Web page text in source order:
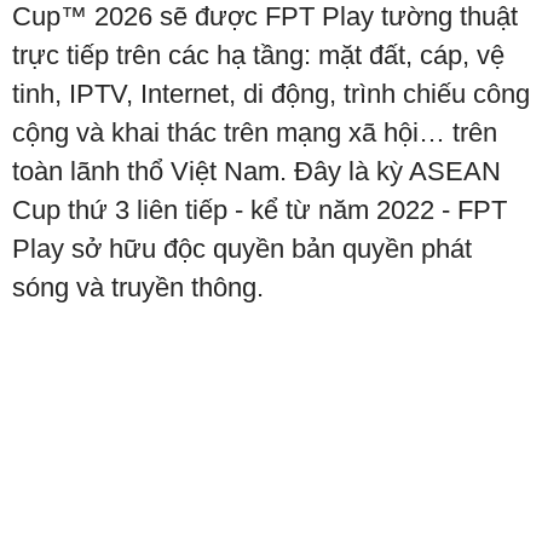
Cup™ 2026 sẽ được FPT Play tường thuật
trực tiếp trên các hạ tầng: mặt đất, cáp, vệ
tinh, IPTV, Internet, di động, trình chiếu công
cộng và khai thác trên mạng xã hội… trên
toàn lãnh thổ Việt Nam. Đây là kỳ ASEAN
Cup thứ 3 liên tiếp - kể từ năm 2022 - FPT
Play sở hữu độc quyền bản quyền phát
sóng và truyền thông.